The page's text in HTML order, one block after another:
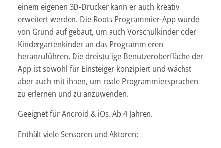
einem eigenen 3D-Drucker kann er auch kreativ
erweitert werden. Die Roots Programmier-App wurde
von Grund auf gebaut, um auch Vorschulkinder oder
Kindergartenkinder an das Programmieren
heranzuführen. Die dreistufige Benutzeroberfläche der
App ist sowohl für Einsteiger konzipiert und wächst
aber auch mit ihnen, um reale Programmiersprachen
zu erlernen und zu anzuwenden.
Geeignet für Android & iOs. Ab 4 Jahren.
Enthält viele Sensoren und Aktoren: